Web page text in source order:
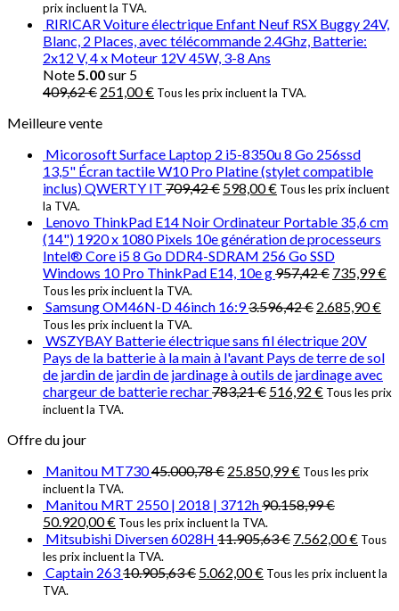
prix incluent la TVA.
RIRICAR Voiture électrique Enfant Neuf RSX Buggy 24V,
Blanc, 2 Places, avec télécommande 2.4Ghz, Batterie:
2x12 V, 4 x Moteur 12V 45W, 3-8 Ans
Note5.00sur 5
409,62€ 251,00€ Tous les prix incluent la TVA.
Meilleure vente
Micorosoft Surface Laptop 2 i5-8350u 8 Go 256ssd
13,5" Écran tactile W10 Pro Platine (stylet compatible
inclus) QWERTY IT 709,42€ 598,00€ Tous les prix incluent
la TVA.
Lenovo ThinkPad E14 Noir Ordinateur Portable 35,6 cm
(14") 1920 x 1080 Pixels 10e génération de processeurs
Intel® Core i5 8 Go DDR4-SDRAM 256 Go SSD
Windows 10 Pro ThinkPad E14, 10e g957,42€ 735,99€
Tous les prix incluent la TVA.
Samsung OM46N-D 46inch 16:93.596,42€ 2.685,90€
Tous les prix incluent la TVA.
WSZYBAY Batterie électrique sans fil électrique 20V
Pays de la batterie à la main à l'avant Pays de terre de sol
de jardin de jardin de jardinage à outils de jardinage avec
chargeur de batterie rechar783,21€ 516,92 € Tous les prix
incluent la TVA.
Offre du jour
Manitou MT73045.000,78€ 25.850,99€ Tous les prix
incluent la TVA.
Manitou MRT 2550 | 2018 | 3712h90.158,99€
50.920,00€ Tous les prix incluent la TVA.
Mitsubishi Diversen 6028H 11.905,63€ 7.562,00€ Tous
les prix incluent la TVA.
Captain 26310.905,63€ 5.062,00€ Tous les prix incluent la
TVA.